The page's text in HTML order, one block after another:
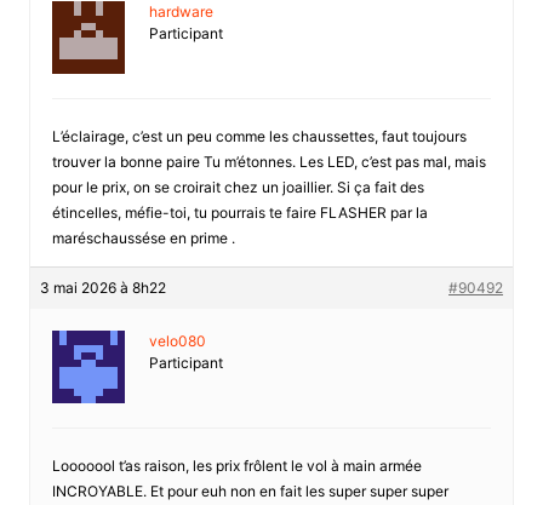
hardware
Participant
L’éclairage, c’est un peu comme les chaussettes, faut toujours
trouver la bonne paire Tu m’étonnes. Les LED, c’est pas mal, mais
pour le prix, on se croirait chez un joaillier. Si ça fait des
étincelles, méfie-toi, tu pourrais te faire FLASHER par la
maréschaussése en prime .
3 mai 2026 à 8h22 #90492
velo080
Participant
Looooool t’as raison, les prix frôlent le vol à main armée
INCROYABLE. Et pour euh non en fait les super super super